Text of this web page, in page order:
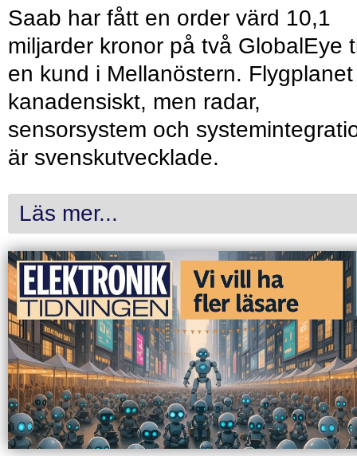
Saab har fått en order värd 10,1
miljarder kronor på två GlobalEye
en kund i Mellanöstern.
kanadensiskt, men radar,
sensorsystem och
är svenskutvecklade.
Läs mer...